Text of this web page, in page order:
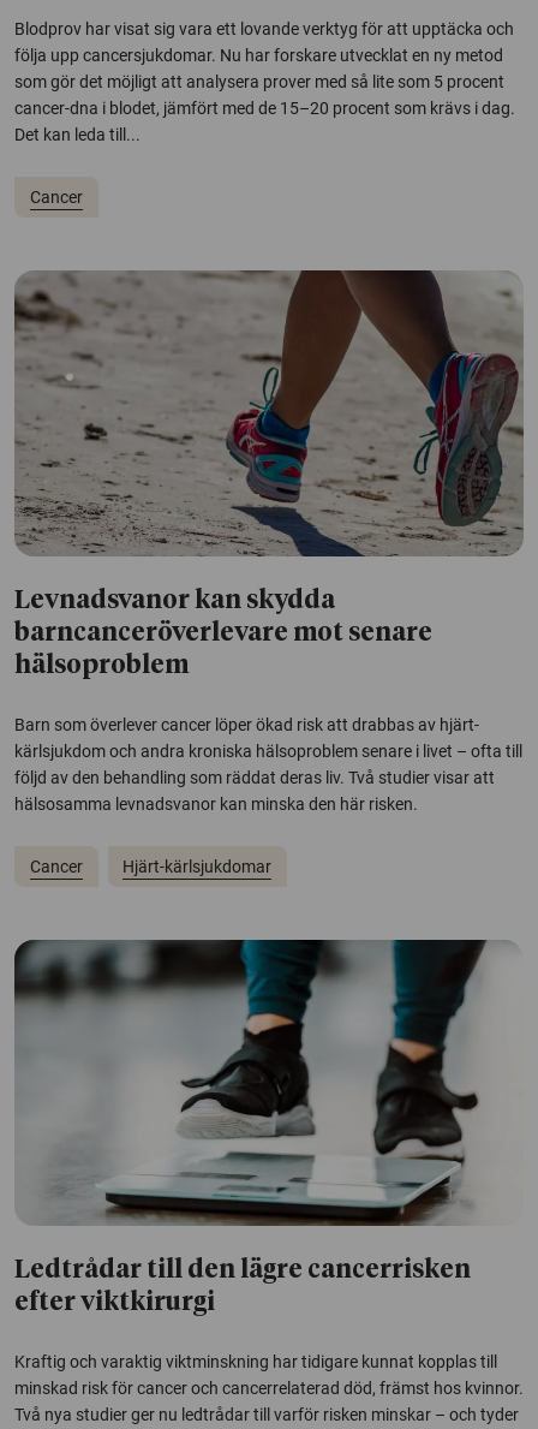
Blodprov har visat sig vara ett lovande verktyg för att upptäcka och
följa upp cancersjukdomar. Nu har forskare utvecklat en ny metod
som gör det möjligt att analysera prover med så lite som 5 procent
cancer-dna i blodet, jämfört med de 15–20 procent som krävs i dag.
Det kan leda till...
Cancer
Levnadsvanor kan skydda
barncanceröverlevare mot senare
hälsoproblem
Barn som överlever cancer löper ökad risk att drabbas av hjärt-
kärlsjukdom och andra kroniska hälsoproblem senare i livet – ofta till
följd av den behandling som räddat deras liv. Två studier visar att
hälsosamma levnadsvanor kan minska den här risken.
Cancer Hjärt-kärlsjukdomar
Ledtrådar till den lägre cancerrisken
efter viktkirurgi
Kraftig och varaktig viktminskning har tidigare kunnat kopplas till
minskad risk för cancer och cancerrelaterad död, främst hos kvinnor.
Två nya studier ger nu ledtrådar till varför risken minskar – och tyder